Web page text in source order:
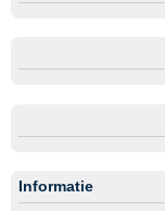
Informatie